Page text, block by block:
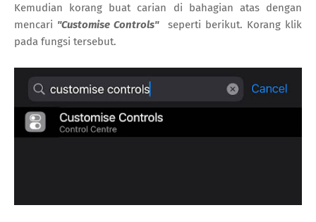
Kemudian korang buat carian di bahagian atas dengan
mencari "Customise Controls"seperti berikut. Korang klik
pada fungsi tersebut.